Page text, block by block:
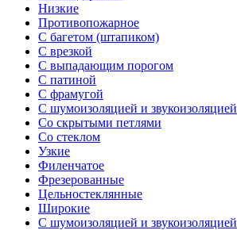
Низкие
Противопожарное
С багетом (штапиком)
С врезкой
С выпадающим порогом
С патиной
С фрамугой
С шумоизоляцией и звукоизоляцией
Со скрытыми петлями
Со стеклом
Узкие
Филенчатое
Фрезерованные
Цельностеклянные
Широкие
С шумоизоляцией и звукоизоляцией